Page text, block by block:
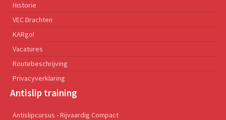
Historie
VEC Drachten
KARgo!
Vacatures
Routebeschrijving
Privacyverklaring
Antislip training
Antislipcursus - Rijvaardig Compact